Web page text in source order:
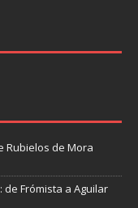
Rubielos de Mora
Frómista a Aguilar